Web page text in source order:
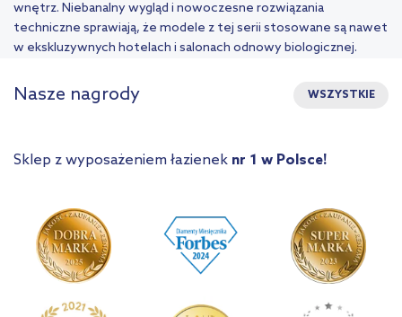
wnętrz. Niebanalny wygląd i nowoczesne rozwiązania
techniczne sprawiają, że modele z tej serii stosowane są nawet
w ekskluzywnych hotelach i salonach odnowy biologicznej.
Nasze nagrody WSZYSTKIE
Sklep z wyposażeniem łazienek nr 1 w Polsce!